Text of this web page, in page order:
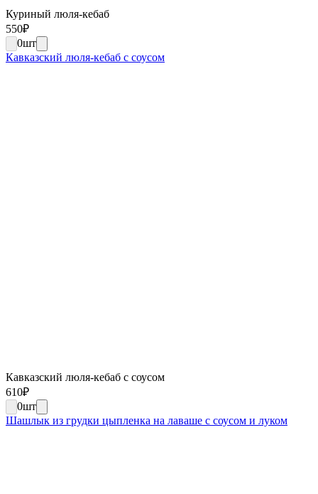
Куриный люля-кебаб
550₽
0шт
Кавказский люля-кебаб с соусом
Кавказский люля-кебаб с соусом
610₽
0шт
Шашлык из грудки цыпленка на лаваше с соусом и луком